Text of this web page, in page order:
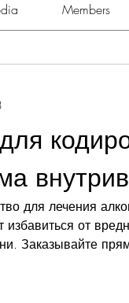
Members
для лечения
от
Заказывайте